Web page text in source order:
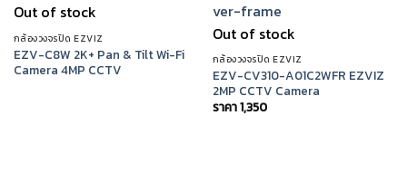
Out of stock
กล้องวงจรปิด EZVIZ
EZV-C8W 2K+ Pan & Tilt Wi-Fi
Camera 4MP CCTV
Out of stock
กล้องวงจรปิด EZVIZ
EZV-CV310-A01C2WFR EZVIZ
2MP CCTV Camera
ราคา1,350